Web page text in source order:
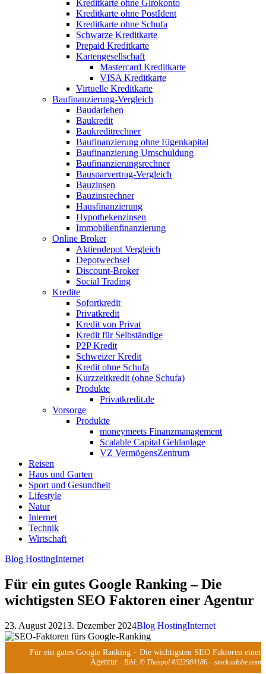
Kreditkarte ohne Girokonto
Kreditkarte ohne PostIdent
Kreditkarte ohne Schufa
Schwarze Kreditkarte
Prepaid Kreditkarte
Kartengesellschaft
Mastercard Kreditkarte
VISA Kreditkarte
Virtuelle Kreditkarte
Baufinanzierung-Vergleich
Baudarlehen
Baukredit
Baukreditrechner
Baufinanzierung ohne Eigenkapital
Baufinanzierung Umschuldung
Baufinanzierungsrechner
Bausparvertrag-Vergleich
Bauzinsen
Bauzinsrechner
Hausfinanzierung
Hypothekenzinsen
Immobilienfinanzierung
Online Broker
Aktiendepot Vergleich
Depotwechsel
Discount-Broker
Social Trading
Kredite
Sofortkredit
Privatkredit
Kredit von Privat
Kredit für Selbständige
P2P Kredit
Schweizer Kredit
Kredit ohne Schufa
Kurzzeitkredit (ohne Schufa)
Produkte
Privatkredit.de
Vorsorge
Produkte
moneymeets Finanzmanagement
Scalable Capital Geldanlage
VZ VermögensZentrum
Reisen
Haus und Garten
Sport und Gesundheit
Lifestyle
Natur
Internet
Technik
Wirtschaft
Blog HostingInternet
Für ein gutes Google Ranking – Die
wichtigsten SEO Faktoren einer Agentur
23. August 20213. Dezember 2024Blog HostingInternet
Für ein gutes Google Ranking – Die wichtigsten SEO Faktoren einer
Agentur - Bild: © Thaspol #323984186 – stock.adobe.com